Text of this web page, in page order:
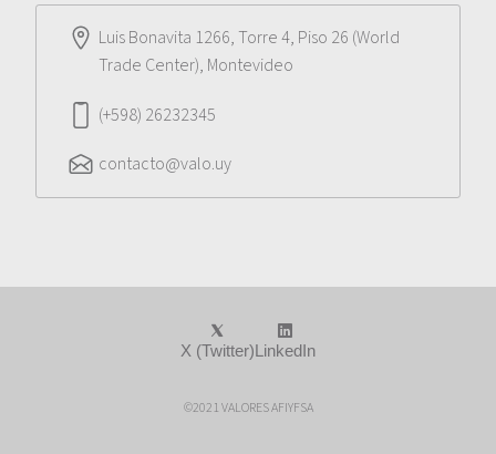
Luis Bonavita 1266, Torre 4, Piso 26 (World
Trade Center), Montevideo
(+598) 26232345
contacto@valo.uy
©2021 VALORES AFIYFSA
X (Twitter)LinkedIn